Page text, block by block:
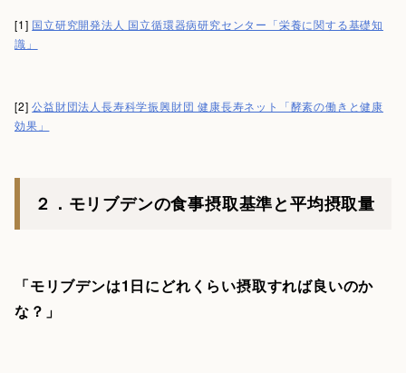
[1] 国立研究開発法人 国立循環器病研究センター「栄養に関する基礎知
識」
[2]公益財団法人長寿科学振興財団 健康長寿ネット「酵素の働きと健康
効果」
２．モリブデンの食事摂取基準と平均摂取量
「モリブデンは1日にどれくらい摂取すれば良いのか
な？」